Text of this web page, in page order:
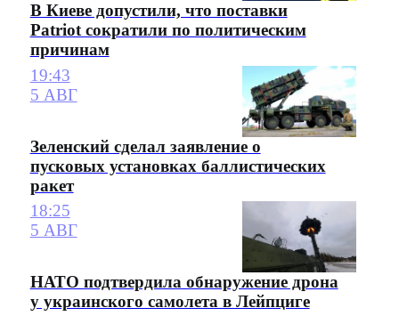
В Киеве допустили, что поставки
Patriot сократили по политическим
причинам
19:43
5 АВГ
Зеленский сделал заявление о
пусковых установках баллистических
ракет
18:25
5 АВГ
НАТО подтвердила обнаружение дрона
у украинского самолета в Лейпциге